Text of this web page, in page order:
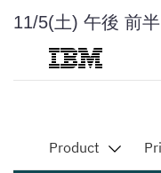
11/5(土) 午後 前半